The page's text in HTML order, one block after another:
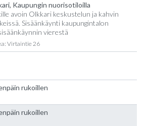
Kaupungin nuorisotiloilla
avoin Olkkari keskustelun ja kahvin
Sisäänkäynti kaupungintalon
vierestä
Virtaintie 26
rukoillen
rukoillen